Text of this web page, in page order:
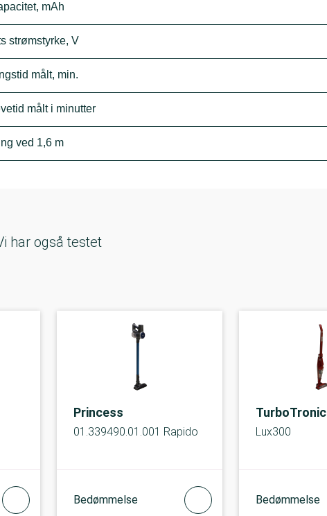
mAh
strømstyrke, V
målt, min.
målt i minutter
ved 1,6 m
har også testet
Princess
01.339490.01.001 Rapido
Bedømmelse
TurboTronic
Lux300
Bedømmelse